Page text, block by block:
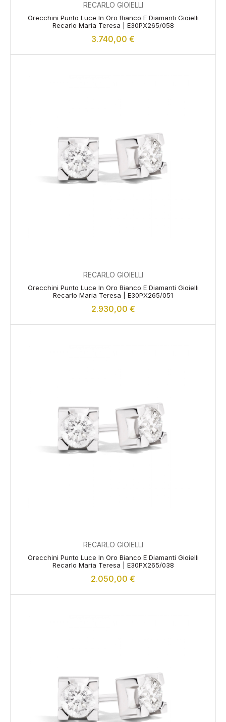
RECARLO GIOIELLI
Orecchini Punto Luce In Oro Bianco E Diamanti Gioielli
Recarlo Maria Teresa | E30PX265/058
3.740,00 €
RECARLO GIOIELLI
Orecchini Punto Luce In Oro Bianco E Diamanti Gioielli
Recarlo Maria Teresa | E30PX265/051
2.930,00 €
RECARLO GIOIELLI
Orecchini Punto Luce In Oro Bianco E Diamanti Gioielli
Recarlo Maria Teresa | E30PX265/038
2.050,00 €